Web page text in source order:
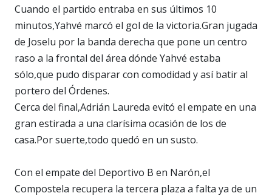
Cuando el partido entraba en sus últimos 10
minutos,Yahvé marcó el gol de la victoria.Gran jugada
de Joselu por la banda derecha que pone un centro
raso a la frontal del área dónde Yahvé estaba
sólo,que pudo disparar con comodidad y así batir al
portero del Órdenes.
Cerca del final,Adrián Laureda evitó el empate en una
gran estirada a una clarísima ocasión de los de
casa.Por suerte,todo quedó en un susto.
Con el empate del Deportivo B en Narón,el
Compostela recupera la tercera plaza a falta ya de un